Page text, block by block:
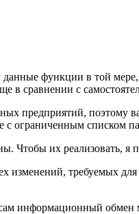
функции в той
в сравнении с
предприятий,
с ограниченным списком
Чтобы их реализовать,
изменений, требуемых
информационный обмен